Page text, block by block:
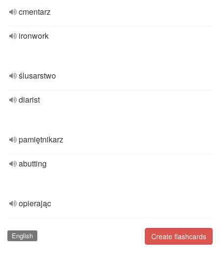
cmentarz
ironwork
ślusarstwo
diarist
pamiętnikarz
abutting
opierając
Create flashcards
English